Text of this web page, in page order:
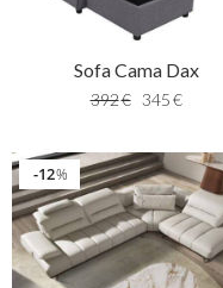
Sofa Cama Dax
392€ 345€
%
12